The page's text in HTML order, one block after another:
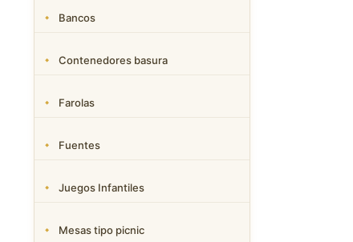
Bancos
Contenedores basura
Farolas
Fuentes
Juegos Infantiles
Mesas tipo picnic